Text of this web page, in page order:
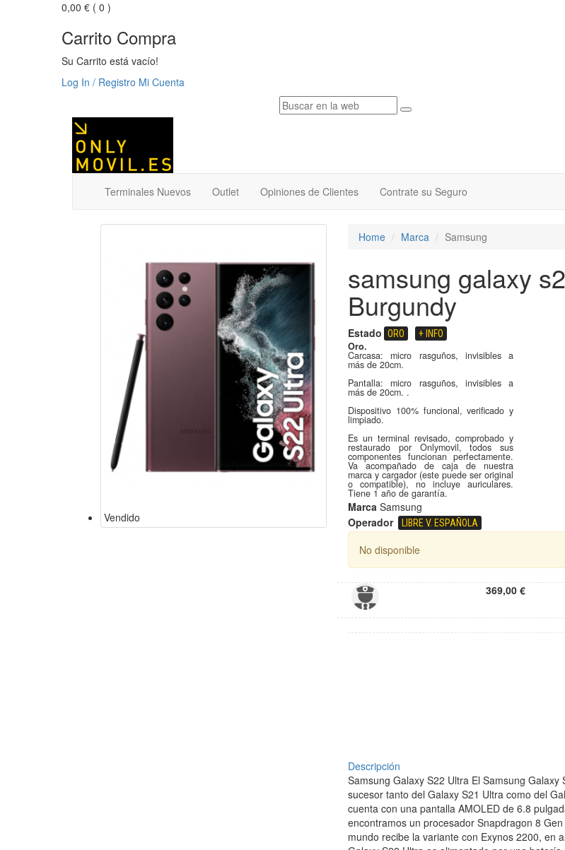
0,00 € ( 0 )
Carrito Compra
Su Carrito está vacío!
Log In / Registro Mi Cuenta
Terminales Nuevos Outlet Opiniones de Clientes Contrate su Seguro
Vendido
Home Marca Samsung
samsung galaxy
Burgundy
Estado ORO + INFO
Oro.
Carcasa: micro rasguños, invisibles a
más de 20cm.
Pantalla: micro rasguños, invisibles a
más de 20cm. .
Dispositivo 100% funcional, verificado y
limpiado.
Es un terminal revisado, comprobado y
restaurado por Onlymovil, todos sus
componentes funcionan perfectamente.
Va acompañado de caja de nuestra
marca y cargador (este puede ser original
o compatible), no incluye auriculares.
Tiene 1 año de garantía.
Marca Samsung
Operador
LIBRE V. ESPAÑOLA
No disponible
369,00 €
Descripción
Samsung Galaxy S22 Ultra El Samsung
sucesor tanto del Galaxy S21 Ultra como del
cuenta con una pantalla AMOLED de 6.8
encontramos un procesador Snapdragon 8
mundo recibe la variante con Exynos 2200, en